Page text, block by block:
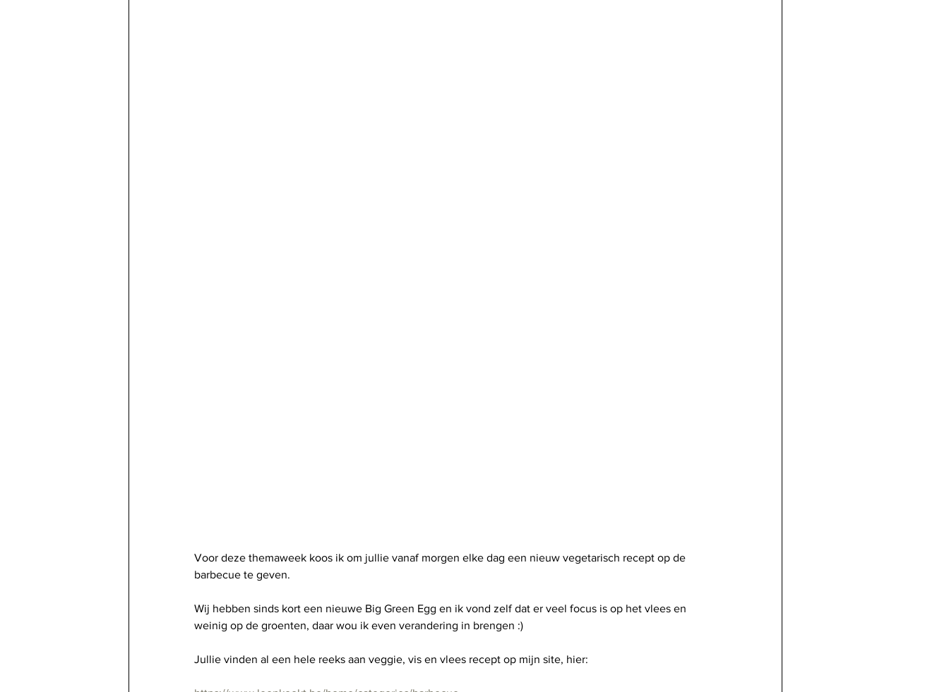
Voor deze themaweek koos ik om jullie vanaf morgen elke dag een nieuw vegetarisch recept op de
barbecue te geven.
Wij hebben sinds kort een nieuwe Big Green Egg en ik vond zelf dat er veel focus is op het vlees en
weinig op de groenten, daar wou ik even verandering in brengen :)
Jullie vinden al een hele reeks aan veggie, vis en vlees recept op mijn site, hier: